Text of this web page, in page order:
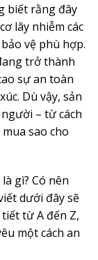
biết rằng đây
lây nhiễm các
vệ phù hợp.
trở thành
sự an toàn
Dù vậy, sản
– từ cách
sao cho
gì? Có nên
dưới đây sẽ
từ A đến Z,
một cách an